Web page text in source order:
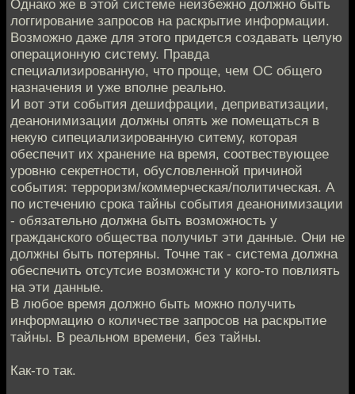
Однако же в этой системе неизбежно должно быть
логгирование запросов на раскрытие информации.
Возможно даже для этого придется создавать целую
операционную систему. Правда
специализированную, что проще, чем ОС общего
назначения и уже вполне реально.
И вот эти события дешифрации, деприватизации,
деанонимизации должны опять же помещаться в
некую сипециализированную ситему, которая
обеспечит их хранение на время, соотвествующее
уровню секретности, обусловленной причиной
события: терроризм/коммерческая/политическая. А
по истечению срока тайны события деанонимизации
- обязательно должна быть возможность у
гражданского общества получиьт эти данные. Они не
должны быть потеряны. Точне так - система должна
обеспечить отсутсие возможнсти у кого-то повлиять
на эти данные.
В любое время должно быть можно получить
информацию о количестве запросов на раскрытие
тайны. В реальном времени, без тайны.
Как-то так.